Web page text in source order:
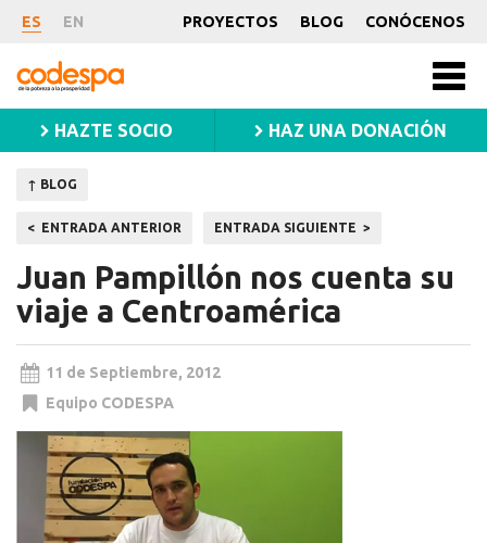
Noticia
ES EN PROYECTOS BLOG CONÓCENOS
CODESPA
HAZTE SOCIO HAZ UNA DONACIÓN
↑ BLOG
Navegación
de
entradas
ENTRADA ANTERIOR ENTRADA SIGUIENTE
Juan Pampillón nos cuenta su
viaje a Centroamérica
11 de Septiembre, 2012
Equipo CODESPA